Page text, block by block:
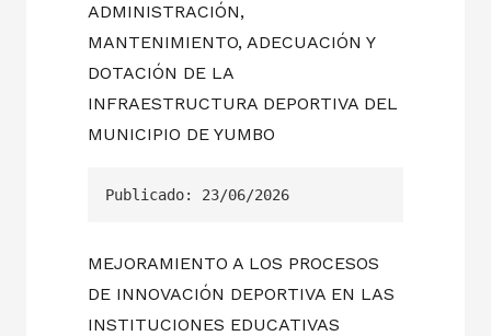
ADMINISTRACIÓN,
MANTENIMIENTO, ADECUACIÓN Y
DOTACIÓN DE LA
INFRAESTRUCTURA DEPORTIVA DEL
MUNICIPIO DE YUMBO
Publicado: 23/06/2026
MEJORAMIENTO A LOS PROCESOS
DE INNOVACIÓN DEPORTIVA EN LAS
INSTITUCIONES EDUCATIVAS